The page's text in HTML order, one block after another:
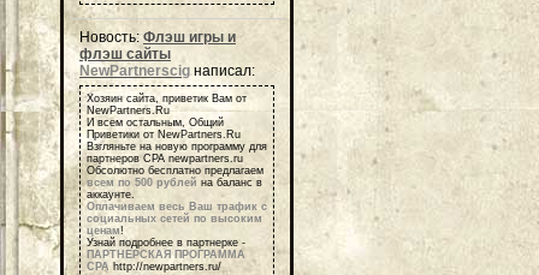
Новость:Флэш игры и
флэш сайты
NewPartnerscig написал:
Хозяин сайта, приветик Вам от
NewPartners.Ru
И всем остальным, Общий
Приветики от NewPartners.Ru
Взгляньте на новую программу для
партнеров СРА newpartners.ru
Обсолютно бесплатно предлагаем
всем по 500 рублей на баланс в
аккаунте.
Оплачиваем весь Ваш трафик с
социальных сетей по высоким
ценам!
Узнай подробнее в партнерке -
ПАРТНЕРСКАЯ ПРОГРАММА
СРА http://newpartners.ru/